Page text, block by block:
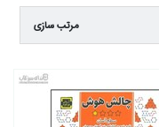
مرتب سازي